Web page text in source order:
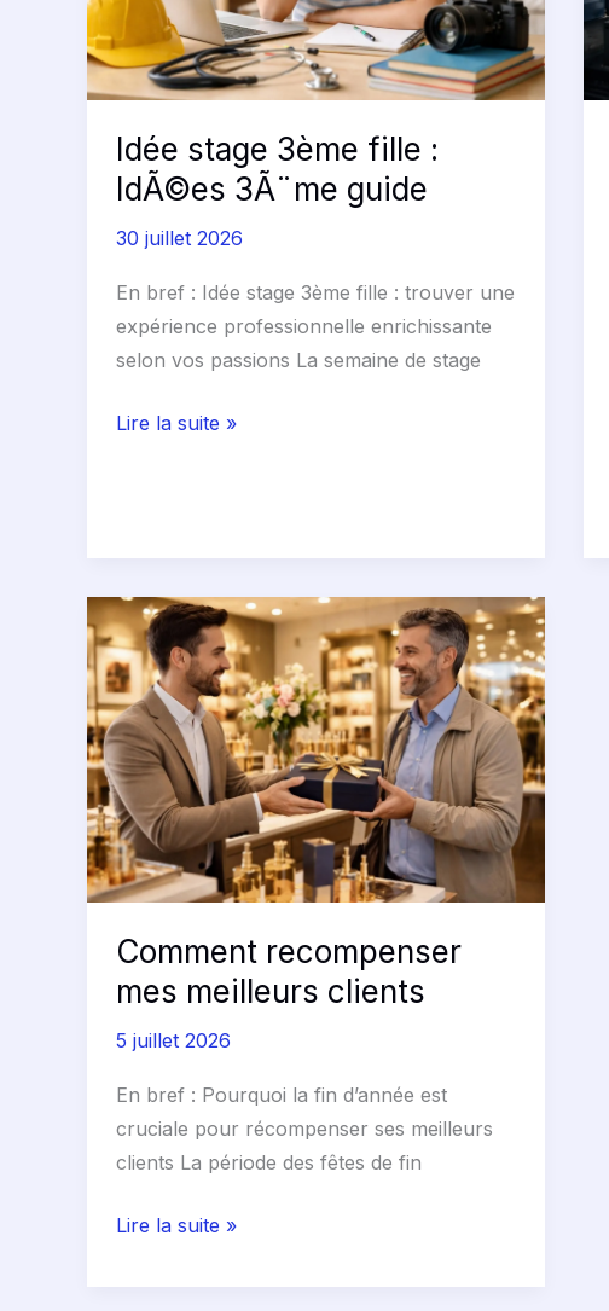
Idée stage 3ème fille :
IdÃ©es 3Ã¨me guide
30 juillet 2026
En bref : Idée stage 3ème fille : trouver une
expérience professionnelle enrichissante
selon vos passions La semaine de stage
3Ã¨me
guide
Lire la suite »
Comment recompenser
mes meilleurs clients
5 juillet 2026
En bref : Pourquoi la fin d’année est
cruciale pour récompenser ses meilleurs
clients La période des fêtes de fin
Comment
recompenser
mes
meilleurs
clients
Lire la suite »